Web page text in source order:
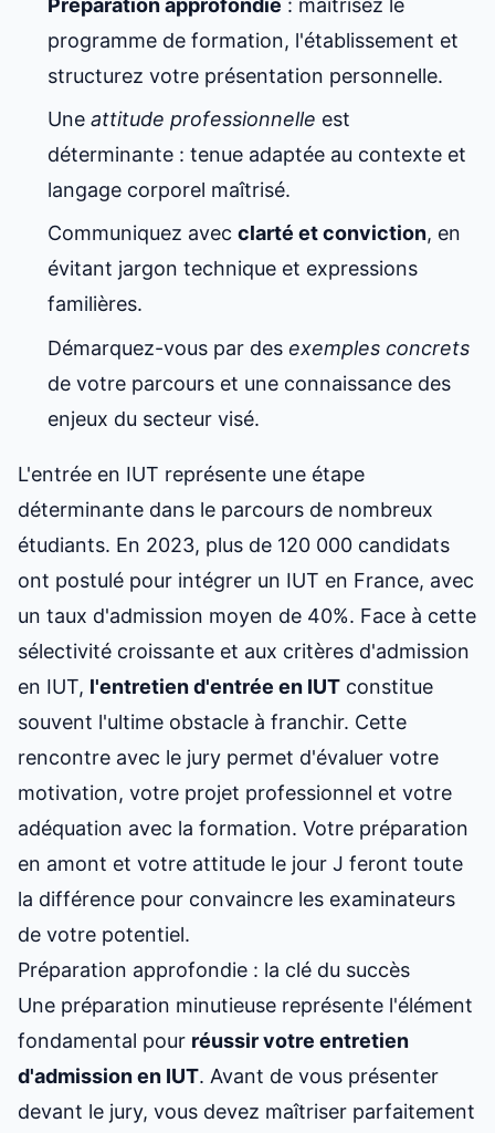
Préparation approfondie : maîtrisez le
programme de formation, l'établissement et
structurez votre présentation personnelle.
Une attitude professionnelle est
déterminante : tenue adaptée au contexte et
langage corporel maîtrisé.
Communiquez avec clarté et conviction, en
évitant jargon technique et expressions
familières.
Démarquez-vous par des exemples concrets
de votre parcours et une connaissance des
enjeux du secteur visé.
L'entrée en IUT représente une étape
déterminante dans le parcours de nombreux
étudiants. En 2023, plus de 120 000 candidats
ont postulé pour intégrer un IUT en France, avec
un taux d'admission moyen de 40%. Face à cette
sélectivité croissante et aux critères d'admission
en IUT, l'entretien d'entrée en IUT constitue
souvent l'ultime obstacle à franchir. Cette
rencontre avec le jury permet d'évaluer votre
motivation, votre projet professionnel et votre
adéquation avec la formation. Votre préparation
en amont et votre attitude le jour J feront toute
la différence pour convaincre les examinateurs
de votre potentiel.
Préparation approfondie : la clé du succès
Une préparation minutieuse représente l'élément
fondamental pour réussir votre entretien
d'admission en IUT. Avant de vous présenter
devant le jury, vous devez maîtriser parfaitement